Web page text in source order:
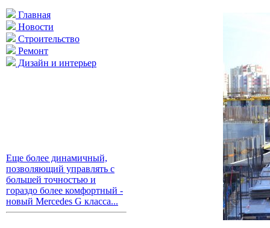
Главная
Новости
Строительство
Ремонт
Дизайн и интерьер
Еще более динамичный,
позволяющий управлять с
большей точностью и
гораздо более комфортный -
новый Mercedes G класса...